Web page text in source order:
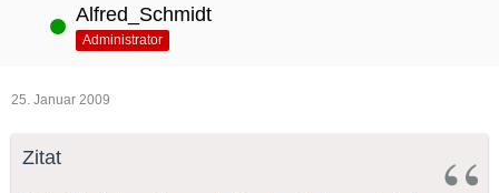
Online Alfred_Schmidt
Administrator
25. Januar 2009
Zitat